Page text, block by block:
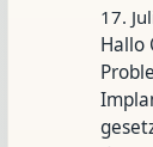
17.
Hallo